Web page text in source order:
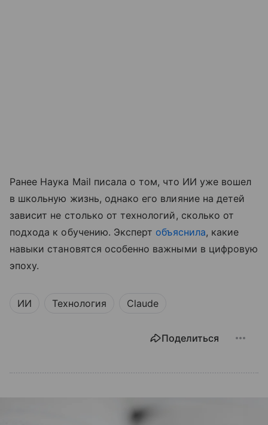
Ранее Наука Mail писала о том, что ИИ уже вошел
в школьную жизнь, однако его влияние на детей
зависит не столько от технологий, сколько от
подхода к обучению. Эксперт объяснила, какие
навыки становятся особенно важными в цифровую
эпоху.
ИИ Технология Claude
Поделиться